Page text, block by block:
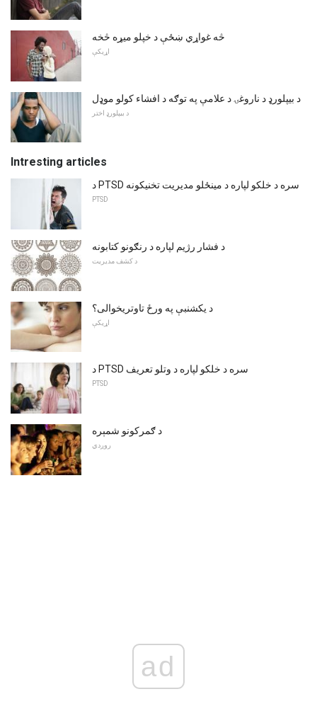
څه غواړي ښځې د خپلو میړه څخه
اړیکې
د بیپلورډ د ناروغۍ د علامې په توګه د افشاء کولو موډل
د بیپلورډ اختر
Intresting articles
د PTSD سره د خلکو لپاره د مینځلو مدیریت تخنیکونه
PTSD
د فشار رژیم لپاره د رنګونو کتابونه
د کشف مدیریت
د یکشنبې په ورځ تاوتریخوالی؟
اړیکې
د PTSD سره د خلکو لپاره د وتلو تعریف
PTSD
د ګمرکونو شمېره
روږدي
ad